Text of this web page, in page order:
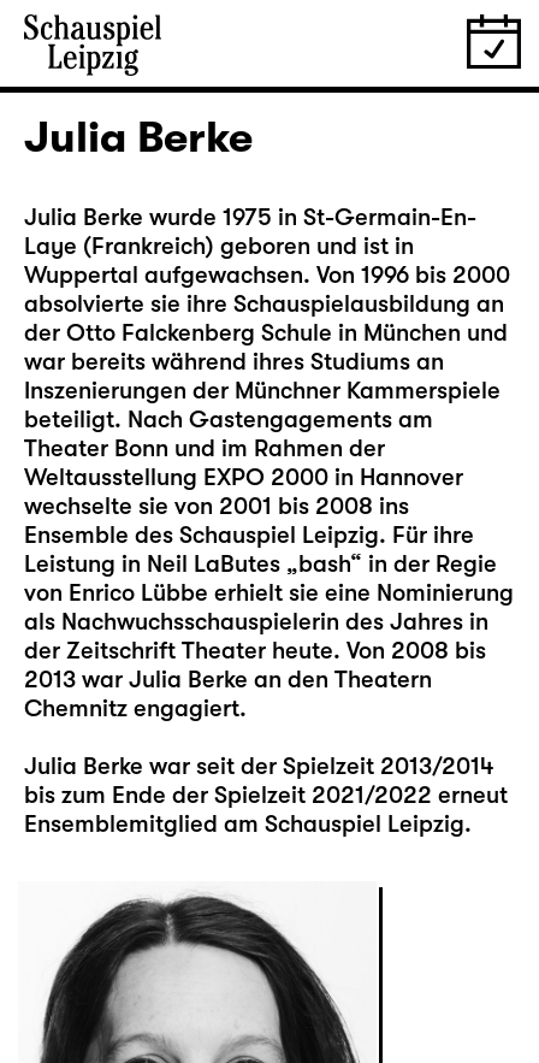
Julia Berke
Julia Berke wurde 1975 in St-Germain-En-
Laye (Frankreich) geboren und ist in
Wuppertal aufgewachsen. Von 1996 bis 2000
absolvierte sie ihre Schauspielausbildung an
der Otto Falckenberg Schule in München und
war bereits während ihres Studiums an
Inszenierungen der Münchner Kammerspiele
beteiligt. Nach Gastengagements am
Theater Bonn und im Rahmen der
Weltausstellung EXPO 2000 in Hannover
wechselte sie von 2001 bis 2008 ins
Ensemble des Schauspiel Leipzig. Für ihre
Leistung in Neil LaButes „bash“ in der Regie
von Enrico Lübbe erhielt sie eine Nominierung
als Nachwuchsschauspielerin des Jahres in
der Zeitschrift Theater heute. Von 2008 bis
2013 war Julia Berke an den Theatern
Chemnitz engagiert.
Julia Berke war seit der Spielzeit 2013/2014
bis zum Ende der Spielzeit 2021/2022 erneut
Ensemblemitglied am Schauspiel Leipzig.